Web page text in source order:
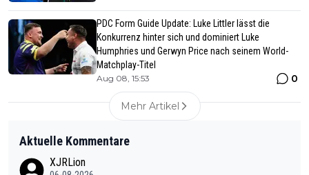
PDC Form Guide Update: Luke Littler lässt die
Konkurrenz hinter sich und dominiert Luke
Humphries und Gerwyn Price nach seinem World-
Matchplay-Titel
Aug 08, 15:53 0
Mehr Artikel
Aktuelle Kommentare
XJRLion